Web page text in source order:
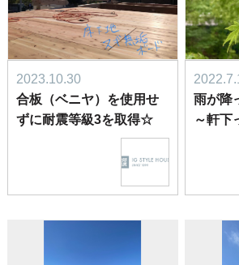
2023.10.30
合板（ベニヤ）を使用せ
ずに耐震等級3を取得☆
雨が降
～軒下